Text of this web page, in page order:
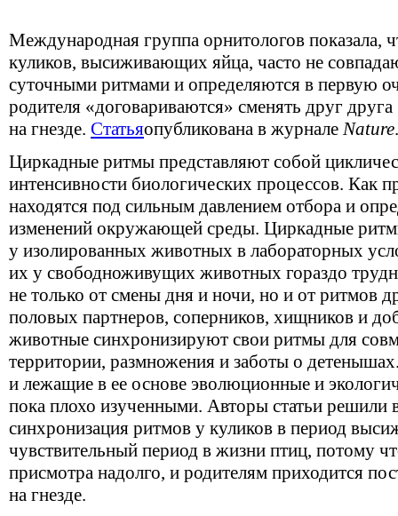
Международная группа орнитологов показала,
куликов, высиживающих яйца, часто не
суточными ритмами и определяются в первую
родителя «договариваются» сменять друг друга
на гнезде. Статьяопубликована в журнале Nature.
Циркадные ритмы представляют собой
интенсивности биологических процессов. Как
находятся под сильным давлением отбора и
изменений окружающей среды. Циркадные
у изолированных животных в лабораторных
их у свободноживущих животных гораздо
не только от смены дня и ночи, но и от ритмов
половых партнеров, соперников, хищников и
животные синхронизируют свои ритмы для
территории, размножения и заботы о
и лежащие в ее основе эволюционные и
пока плохо изученными. Авторы статьи решили
синхронизация ритмов у куликов в период
чувствительный период в жизни птиц, потому
присмотра надолго, и родителям приходится
на гнезде.